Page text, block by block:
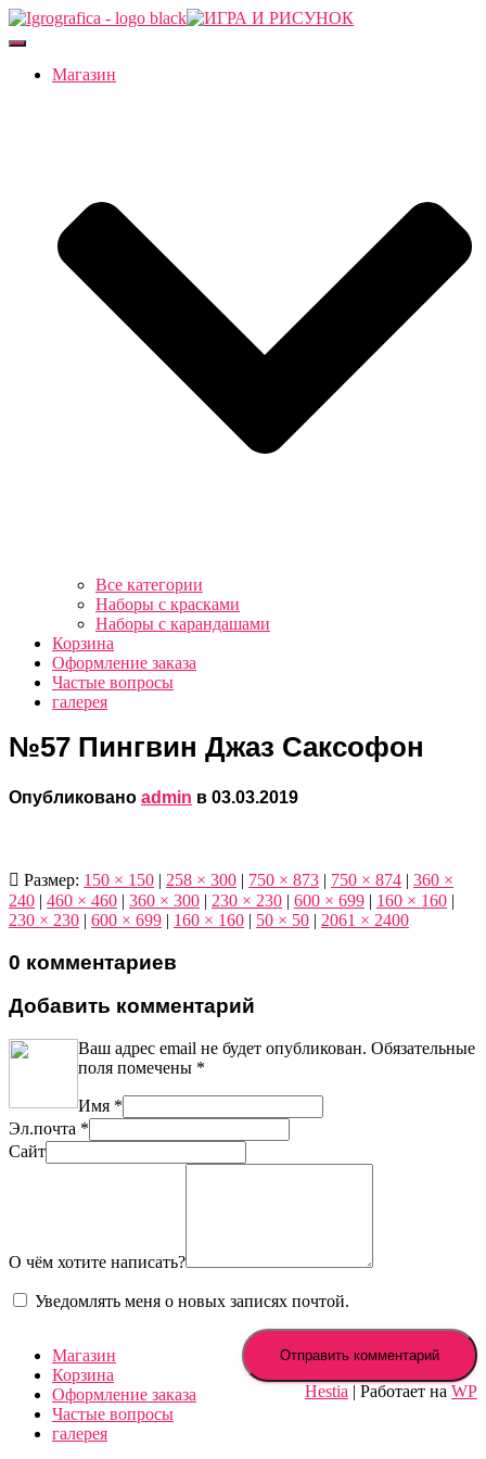
Переключить
навигациюМагазин
Все категории
Наборы с красками
Наборы с карандашами
Корзина
Оформление заказа
Частые вопросы
галерея
№57 Пингвин Джаз Саксофон
Опубликовано admin в 03.03.2019
Размер: 150 × 150 | 258 × 300 | 750 × 873 | 750 × 874 | 360 ×
240 | 460 × 460 | 360 × 300 | 230 × 230 | 600 × 699 | 160 × 160 |
230 × 230 | 600 × 699 | 160 × 160 | 50 × 50 | 2061 × 2400
0 комментариев
Добавить комментарий
Ваш адрес email не будет опубликован. Обязательные
поля помечены *
Имя *
Эл.почта *
Сайт
О чём хотите написать?
Уведомлять меня о новых записях почтой.
Магазин
Корзина
Оформление заказа
Частые вопросы
галерея
Hestia | Работает на WP